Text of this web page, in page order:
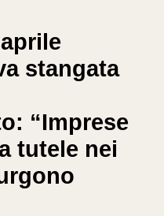
stangata
“Imprese
tutele nei